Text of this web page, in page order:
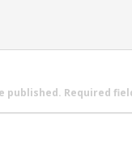
published. Required